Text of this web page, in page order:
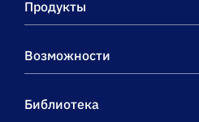
Продукты
Возможности
Библиотека